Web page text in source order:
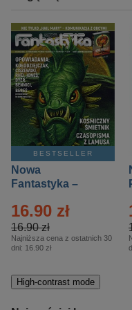
BESTSELLER
Nowa
Fantastyka –
16.90 zł
16.90 zł
Najniższa cena z ostatnich 30
dni: 16.90 zł
High-contrast mode